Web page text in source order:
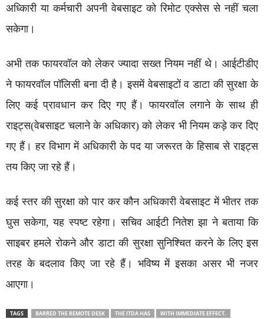
अध्किारी या कर्मचारी अपनी वेबसाइट को रिमोट एक्सेस से नहीं चला
सकेगा।
अभी तक फायरवॉल को लेकर ज्यादा सख्त नियम नहीं थे। आईटीडीए
ने फायरवॉल पॉलिसी बना दी है। इसमें वेबसाइटों व डाटा की सुरक्षा के
लिए कई प्रावधान कर दिए गए हैं। फायरवॉल लगाने के साथ ही
राइट्स(वेबसाइट चलाने के अधिकार) को लेकर भी नियम कड़े कर दिए
गए हैं। हर विभाग में अधिकारी के पद या जरूरत के हिसाब से राइट्स
तय किए जा रहे हैं।
कई स्तर की सुरक्षा को पार कर कौन अधिकारी वेबसाइट में भीतर तक
घुस सकेगा, यह स्पष्ट रहेगा। सचिव आईटी नितेश झा ने बताया कि
साइबर हमले रोकने और डाटा की सुरक्षा सुनिश्चित करने के लिए इस
तरह के बदलाव किए जा रहे हैं। भविष्य में इसका असर भी नजर
आएगा।
TAGS BARRED THE REMOTE DESK THE ITDA HAS WITH IMMEDIATE EFFECT.